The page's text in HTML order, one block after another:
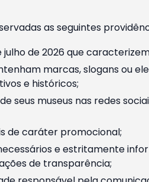
as seguintes
de 2026 que
marcas, slogans ou
e históricos;
museus nas redes
de caráter promocional;
e estritamente
de transparência;